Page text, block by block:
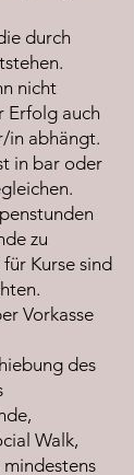
durch
nicht
Erfolg auch
in abhängt.
in bar oder
zu
Kurse sind
Vorkasse
des
Walk,
mindestens